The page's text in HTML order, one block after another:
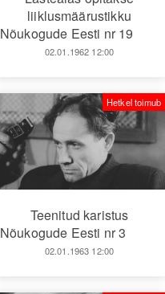
liiklusmäärustikku
Nõukogude Eesti nr 19
02.01.1962 12:00
Teenitud karistus
Nõukogude Eesti nr 3
02.01.1963 12:00
Hetkel toimub